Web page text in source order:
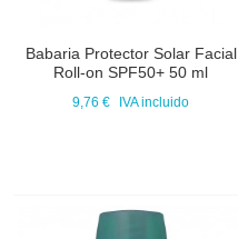
Babaria Protector Solar Facial
Roll-on SPF50+ 50 ml
9,76 € IVA incluido